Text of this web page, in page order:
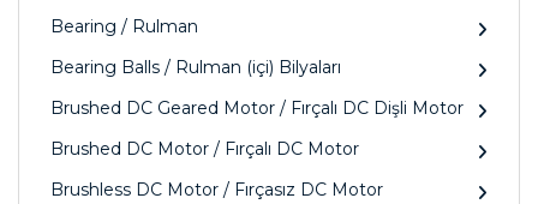
Bearing / Rulman
Bearing Balls / Rulman (içi) Bilyaları
Brushed DC Geared Motor / Fırçalı DC Dişli Motor
Brushed DC Motor / Fırçalı DC Motor
Brushless DC Motor / Fırçasız DC Motor